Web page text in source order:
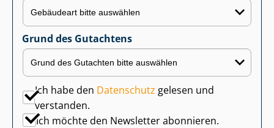
Grund des Gutachtens
Ich habe den Datenschutz gelesen und
verstanden.
Ich möchte den Newsletter abonnieren.